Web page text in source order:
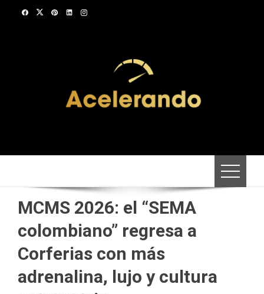
MCMS 2026: el “SEMA
colombiano” regresa a
Corferias con más
adrenalina, lujo y cultura